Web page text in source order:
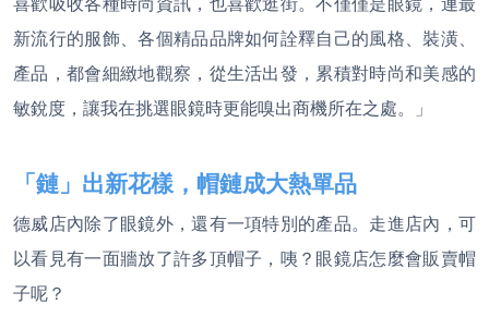
新流行的服飾、各個精品品牌如何詮釋自己的風格、裝潢、
產品，都會細緻地觀察，從生活出發，累積對時尚和美感的
敏銳度，讓我在挑選眼鏡時更能嗅出商機所在之處。」
「鏈」出新花樣，帽鏈成大熱單品
德威店內除了眼鏡外，還有一項特別的產品。走進店內，可
以看見有一面牆放了許多頂帽子，咦？眼鏡店怎麼會販賣帽
子呢？